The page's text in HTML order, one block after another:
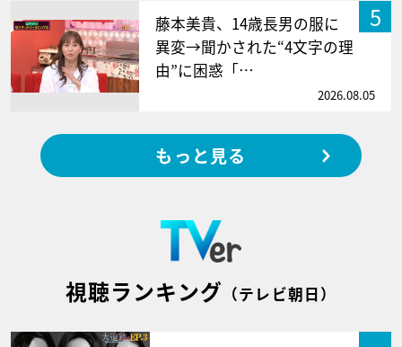
5
藤本美貴、14歳長男の服に
異変→聞かされた“4文字の理
由”に困惑「…
2026.08.05
もっと見る
視聴ランキング （テレビ朝日）